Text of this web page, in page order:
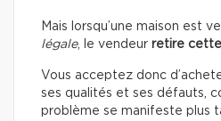
Mais lorsqu’une maison est
légale, le vendeur retire
Vous acceptez donc
ses qualités et ses défauts,
problème se manifeste plus